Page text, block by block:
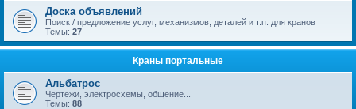
Доска объявлений
Поиск / предложение услуг, механизмов, деталей и т.п. для кранов
Темы: 27
Краны портальные
Альбатрос
Чертежи, электросхемы, общение...
Темы: 88